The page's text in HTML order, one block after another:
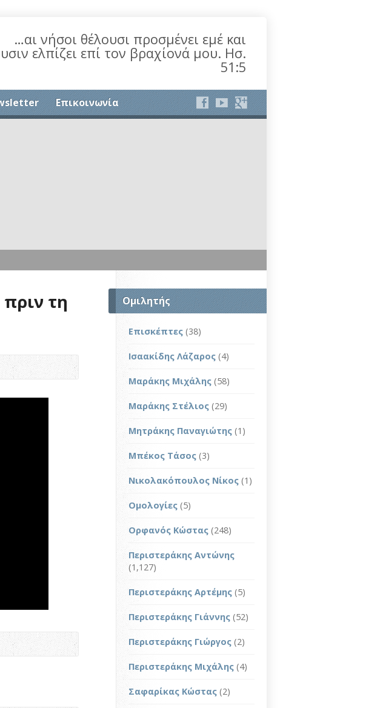
…αι νήσοι θέλουσι προσμένει εμέ και
ελπίζει επί τον βραχίονά μου. Ησ.
51:5
Επικοινωνία
τη
Ομιλητής
Επισκέπτες (38)
Ισαακίδης Λάζαρος (4)
Μαράκης Μιχάλης (58)
Μαράκης Στέλιος (29)
Μητράκης Παναγιώτης (1)
Μπέκος Τάσος (3)
Νικολακόπουλος Νίκος (1)
Ομολογίες (5)
Ορφανός Κώστας (248)
Περιστεράκης Αντώνης
(1,127)
Περιστεράκης Αρτέμης (5)
Περιστεράκης Γιάννης (52)
Περιστεράκης Γιώργος (2)
Περιστεράκης Μιχάλης (4)
Σαφαρίκας Κώστας (2)